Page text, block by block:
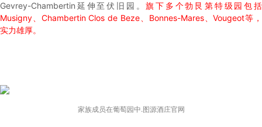
Gevrey-Chambertin延伸至伏旧园。旗下多个勃艮第特级园包括
Musigny、Chambertin Clos de Beze、Bonnes-Mares、Vougeot等，
实力雄厚。
家族成员在葡萄园中.图源酒庄官网